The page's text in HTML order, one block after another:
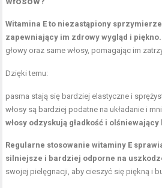
Witamina E to niezastąpiony
zapewniający im zdrowy wygląd i piękno.
głowy oraz same włosy, pomagając im
Dzięki temu:
pasma stają się bardziej elastyczne i
włosy są bardziej podatne na układanie i
włosy odzyskują gładkość i olśniewający
Regularne stosowanie witaminy E
silniejsze i bardziej odporne na
swojej pielęgnacji, aby cieszyć się piękną i